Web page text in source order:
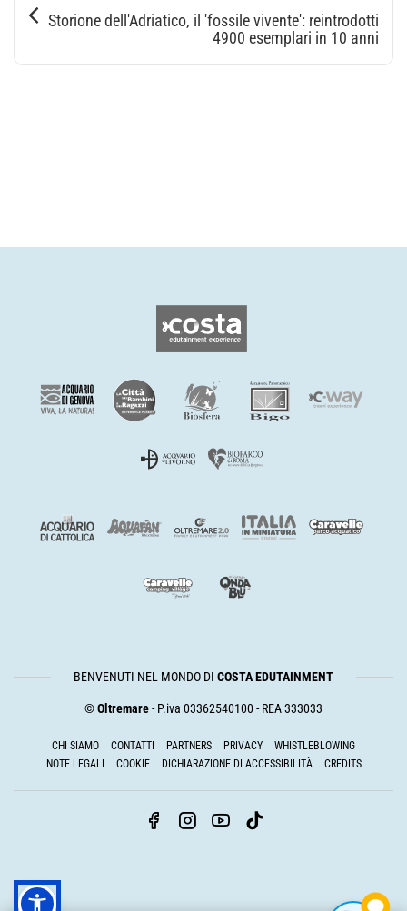
Storione dell'Adriatico, il 'fossile vivente': reintrodotti
4900 esemplari in 10 anni
BENVENUTI NEL MONDO DI COSTA EDUTAINMENT
©Oltremare- P.iva 03362540100 - REA 333033
CHI SIAMO CONTATTI PARTNERS PRIVACY
WHISTLEBLOWING
NOTE LEGALI
COOKIE DICHIARAZIONE DI ACCESSIBILITÀ CREDITS